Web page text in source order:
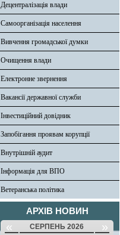
Децентралізація влади
Самоорганізація населення
Вивчення громадської думки
Очищення влади
Електронне звернення
Вакансії державної служби
Інвестиційний довідник
Запобігання проявам корупції
Внутрішній аудит
Інформація для ВПО
Ветеранська політика
АРХІВ НОВИН
« СЕРПЕНЬ 2026 »